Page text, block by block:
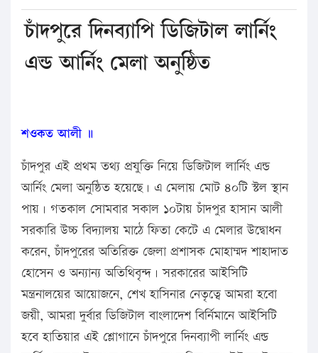
চাঁদপুরে দিনব্যাপি ডিজিটাল লার্নিং
এন্ড আর্নিং মেলা অনুষ্ঠিত
শওকত আলী ॥
চাঁদপুর এই প্রথম তথ্য প্রযুক্তি নিয়ে ডিজিটাল লার্নিং এন্ড
আর্নিং মেলা অনুষ্ঠিত হয়েছে। এ মেলায় মোট ৪০টি স্টল স্থান
পায়। গতকাল সোমবার সকাল ১০টায় চাঁদপুর হাসান আলী
সরকারি উচ্চ বিদ্যালয় মাঠে ফিতা কেটে এ মেলার উদ্বোধন
করেন, চাঁদপুরের অতিরিক্ত জেলা প্রশাসক মোহাম্মদ শাহাদাত
হোসেন ও অন্যান্য অতিথিবৃন্দ। সরকারের আইসিটি
মন্ত্রনালয়ের আয়োজনে, শেখ হাসিনার নেতৃত্বে আমরা হবো
জয়ী, আমরা দুর্বার ডিজিটাল বাংলাদেশ বির্নিমানে আইসিটি
হবে হাতিয়ার এই শ্লোগানে চাঁদপুরে দিনব্যাপী লার্নিং এন্ড